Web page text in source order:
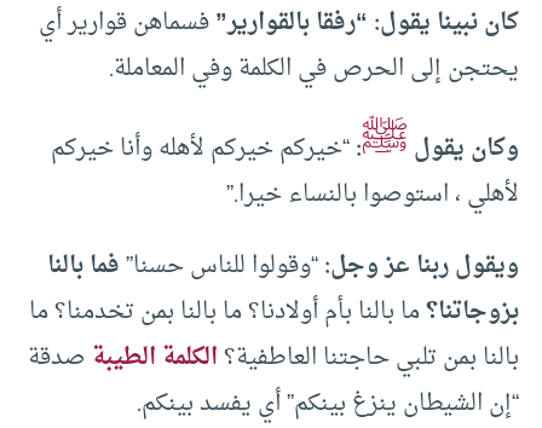
كان نبينا يقول: “رفقا بالقوارير”فسماهن قوارير أي
يحتجن إلى الحرص في الكلمة وفي المعاملة.
وكان يقولﷺ:“خيركم خيركم لأهله وأنا خيركم
لأهلي ، استوصوا بالنساء خيرا.”
ويقول ربنا عز وجل:“وقولوا للناس حسنا”فما بالنا
بزوجاتنا؟ما بالنا بأم أولادنا؟ ما بالنا بمن تخدمنا؟ ما
بالنا بمن تلبي حاجتنا العاطفية؟الكلمة الطيبة صدقة
“إن الشيطان ينزغ بينكم” أي يفسد بينكم.